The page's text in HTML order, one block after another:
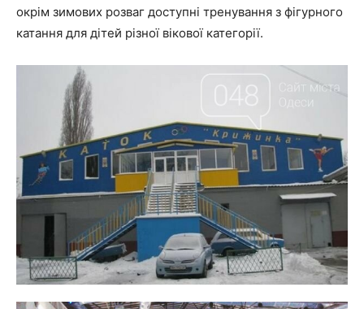
окрім зимових розваг доступні тренування з фігурного
катання для дітей різної вікової категорії.